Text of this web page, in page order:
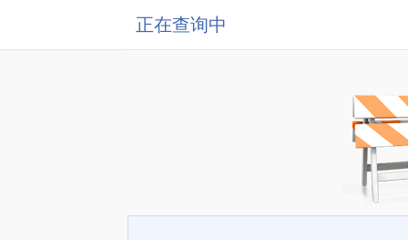
正在查询中